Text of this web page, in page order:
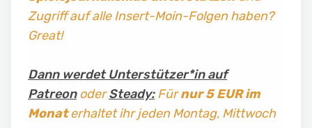
Zugriff auf alle Insert-Moin-Folgen haben?
Great!
Dann werdet Unterstützer*in auf
PatreonoderSteady:Fürnur 5 EUR im
Monaterhaltet ihr jeden Montag, Mittwoch